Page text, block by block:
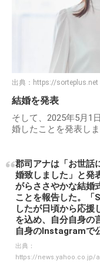
出典： https://sorteplus.net
結婚を発表
そして、2025年5月1
婚したことを発表しま
郡司アナは「お世話
婚致しました」と発
がらささやかな結婚
ことを報告した。「
したが日頃から応援
を込め、自分自身の
自身のInstagramで
出典：
https://news.yahoo.co.jp/